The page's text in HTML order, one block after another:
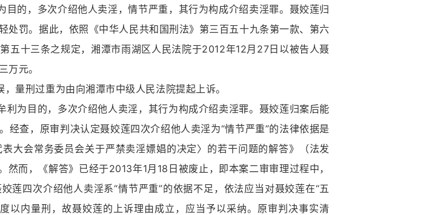
，多次介绍他人卖淫，情节严重，其行为构成介绍卖淫罪。聂姣莲归
处罚。据此，依照《中华人民共和国刑法》第三百五十九条第一款、第六
五十三条之规定，湘潭市雨湖区人民法院于2012年12月27日以被告人聂
万元。
刑过重为由向湘潭市中级人民法院提起上诉。
目的，多次介绍他人卖淫，其行为构成介绍卖淫罪。聂姣莲归案后能
查，原审判决认定聂姣莲四次介绍他人卖淫为“情节严重”的法律依据是
大会常务委员会关于严禁卖淫嫖娼的决定〉的若干问题的解答》（法发
而，《解答》已经于2013年1月18日被废止，即本案二审审理过程中，
莲四次介绍他人卖淫系“情节严重”的依据不足，依法应当对聂姣莲在“五
以内量刑，故聂姣莲的上诉理由成立，应当予以采纳。原审判决事实清